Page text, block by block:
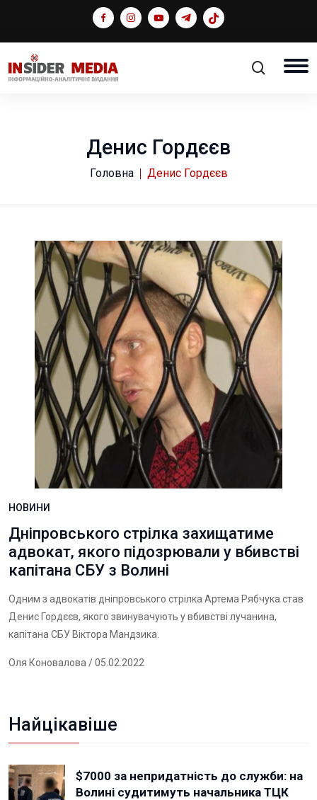
Денис Гордєєв
Головна Денис Гордєєв
НОВИНИ
Дніпровського стрілка захищатиме
адвокат, якого підозрювали у вбивстві
капітана СБУ з Волині
Одним з адвокатів дніпровського стрілка Артема Рябчука став
Денис Гордєєв, якого звинувачують у вбивстві лучанина,
капітана СБУ Віктора Мандзика.
Оля Коновалова / 05.02.2022
Найцікавіше
$7000 за непридатність до служби: на
Волині судитимуть начальника ТЦК